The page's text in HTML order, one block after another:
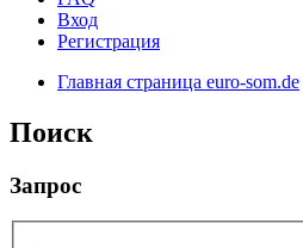
Вход
Регистрация
Главная страница euro-som.de
Поиск
Запрос